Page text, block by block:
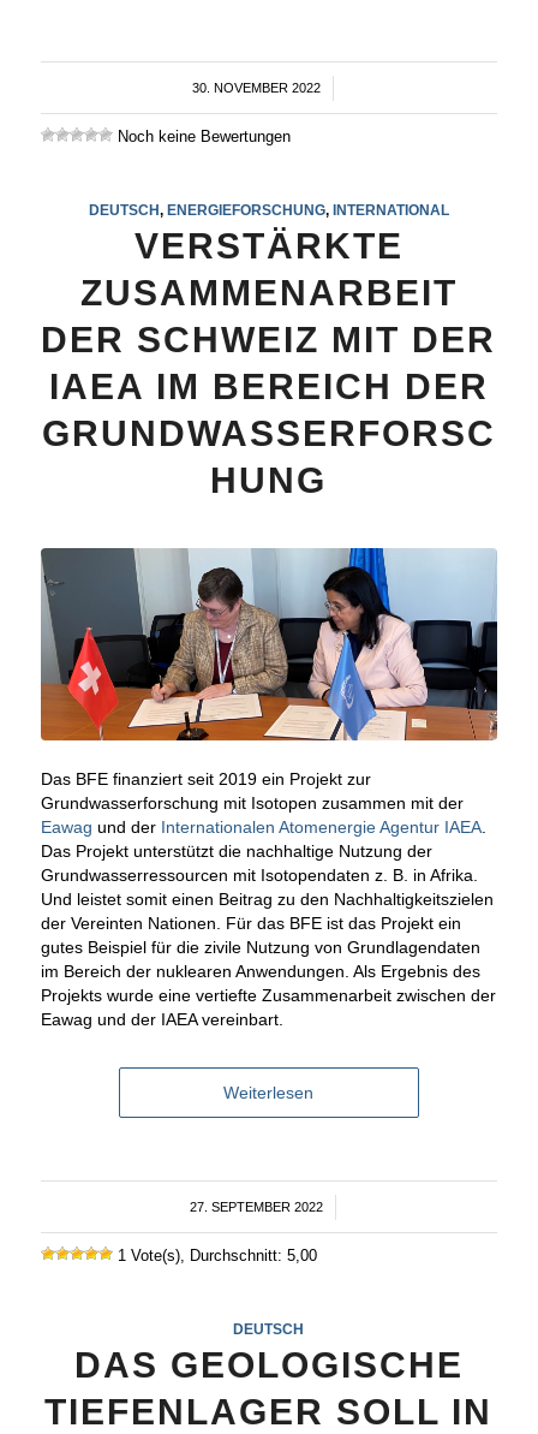
30. NOVEMBER 2022
/
Noch keine Bewertungen
DEUTSCH, ENERGIEFORSCHUNG, INTERNATIONAL
VERSTÄRKTE
ZUSAMMENARBEIT
DER SCHWEIZ MIT DER
IAEA IM BEREICH DER
GRUNDWASSERFORSC
HUNG
Das BFE finanziert seit 2019 ein Projekt zur
Grundwasserforschung mit Isotopen zusammen mit der
Eawag und der Internationalen Atomenergie Agentur IAEA.
Das Projekt unterstützt die nachhaltige Nutzung der
Grundwasserressourcen mit Isotopendaten z. B. in Afrika.
Und leistet somit einen Beitrag zu den Nachhaltigkeitszielen
der Vereinten Nationen. Für das BFE ist das Projekt ein
gutes Beispiel für die zivile Nutzung von Grundlagendaten
im Bereich der nuklearen Anwendungen. Als Ergebnis des
Projekts wurde eine vertiefte Zusammenarbeit zwischen der
Eawag und der IAEA vereinbart.
Weiterlesen
27. SEPTEMBER 2022
/
1 Vote(s), Durchschnitt: 5,00
DEUTSCH
DAS GEOLOGISCHE
TIEFENLAGER SOLL IN